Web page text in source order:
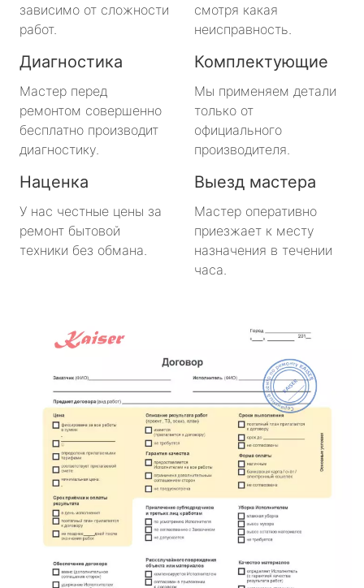
зависимо от сложности
работ.
смотря какая
неисправность.
Диагностика
Мастер перед
ремонтом совершенно
бесплатно производит
диагностику.
Комплектующие
Мы применяем детали
только от
официального
производителя.
Наценка
У нас честные цены за
ремонт бытовой
техники без обмана.
Выезд мастера
Мастер оперативно
приезжает к месту
назначения в течении
часа.